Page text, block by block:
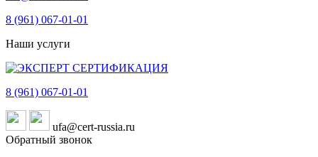
8 (961) 067-01-01
Наши услуги
8 (961) 067-01-01
ufa@cert-russia.ru
Обратный звонок